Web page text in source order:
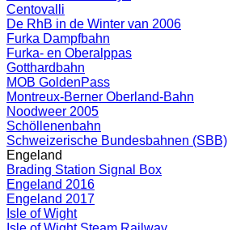
Centovalli
De RhB in de Winter van 2006
Furka Dampfbahn
Furka- en Oberalppas
Gotthardbahn
MOB GoldenPass
Montreux-Berner Oberland-Bahn
Noodweer 2005
Schöllenenbahn
Schweizerische Bundesbahnen (SBB)
Engeland
Brading Station Signal Box
Engeland 2016
Engeland 2017
Isle of Wight